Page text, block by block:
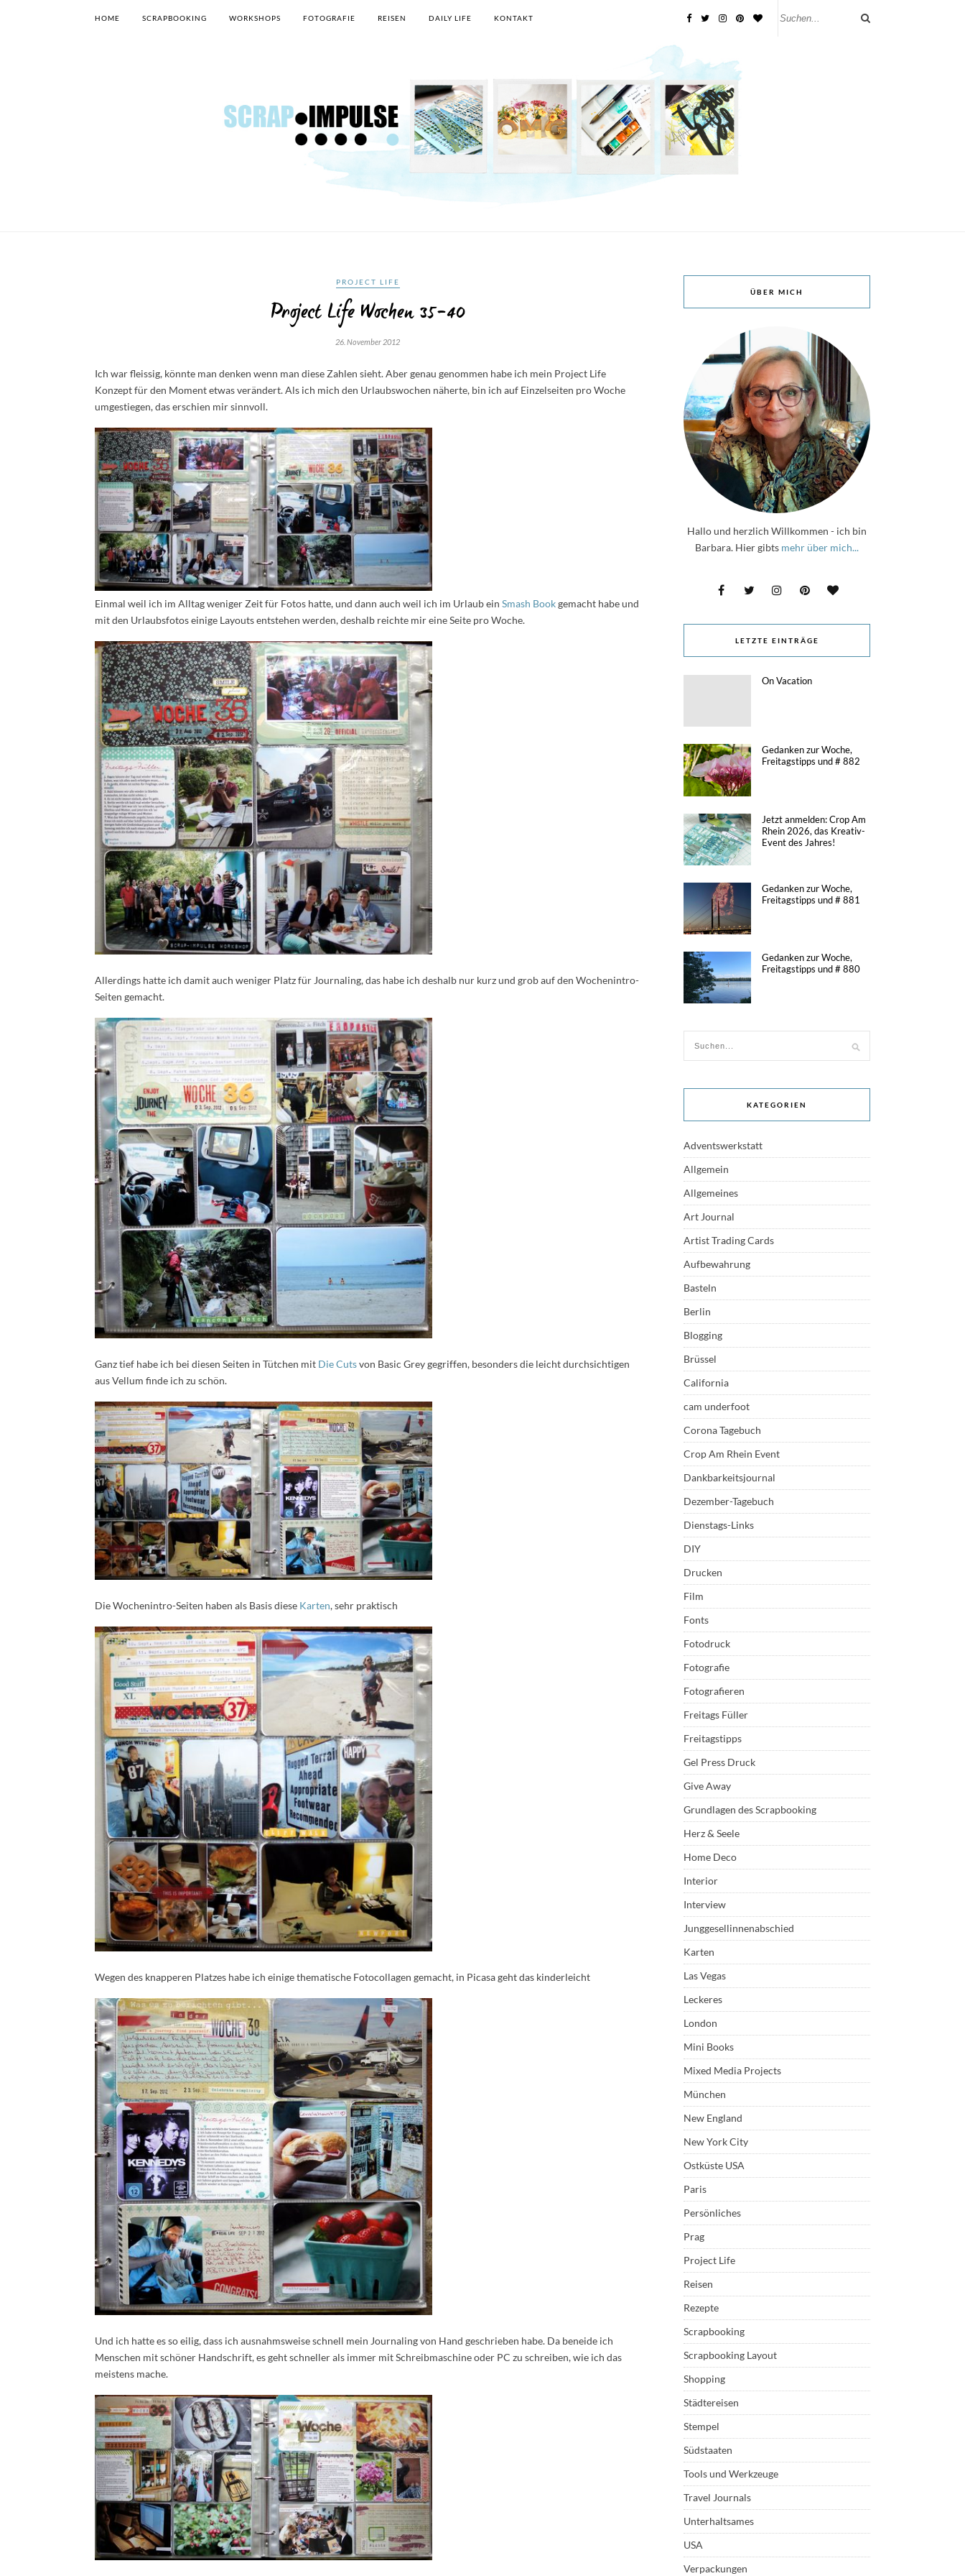
HOME SCRAPBOOKING WORKSHOPS FOTOGRAFIE REISEN DAILY LIFE KONTAKT
PROJECT LIFE
Project Life Wochen 35-40
26. November 2012
Ich war fleissig, könnte man denken wenn man diese Zahlen sieht. Aber genau genommen habe ich mein Project Life
Konzept für den Moment etwas verändert. Als ich mich den Urlaubswochen näherte, bin ich auf Einzelseiten pro Woche
umgestiegen, das erschien mir sinnvoll.
Einmal weil ich im Alltag weniger Zeit für Fotos hatte, und dann auch weil ich im Urlaub ein Smash Bookgemacht habe und
mit den Urlaubsfotos einige Layouts entstehen werden, deshalb reichte mir eine Seite pro Woche.
Allerdings hatte ich damit auch weniger Platz für Journaling, das habe ich deshalb nur kurz und grob auf den Wochenintro-
Seiten gemacht.
Ganz tief habe ich bei diesen Seiten in Tütchen mit Die Cutsvon Basic Grey gegriffen, besonders die leicht durchsichtigen
aus Vellum finde ich zu schön.
Die Wochenintro-Seiten haben als Basis diese Karten, sehr praktisch
Wegen des knapperen Platzes habe ich einige thematische Fotocollagen gemacht, in Picasa geht das kinderleicht
Und ich hatte es so eilig, dass ich ausnahmsweise schnell mein Journaling von Hand geschrieben habe. Da beneide ich
Menschen mit schöner Handschrift, es geht schneller als immer mit Schreibmaschine oder PC zu schreiben, wie ich das
meistens mache.
ÜBER MICH
Hallo und herzlich Willkommen - ich bin
Barbara. Hier gibts mehr über mich...
LETZTE EINTRÄGE
On Vacation
Gedanken zur Woche,
Freitagstipps und # 882
Jetzt anmelden: Crop Am
Rhein 2026, das Kreativ-
Event des Jahres!
Gedanken zur Woche,
Freitagstipps und # 881
Gedanken zur Woche,
Freitagstipps und # 880
KATEGORIEN
Adventswerkstatt
Allgemein
Allgemeines
Art Journal
Artist Trading Cards
Aufbewahrung
Basteln
Berlin
Blogging
Brüssel
California
cam underfoot
Corona Tagebuch
Crop Am Rhein Event
Dankbarkeitsjournal
Dezember-Tagebuch
Dienstags-Links
DIY
Drucken
Film
Fonts
Fotodruck
Fotografie
Fotografieren
Freitags Füller
Freitagstipps
Gel Press Druck
Give Away
Grundlagen des Scrapbooking
Herz & Seele
Home Deco
Interior
Interview
Junggesellinnenabschied
Karten
Las Vegas
Leckeres
London
Mini Books
Mixed Media Projects
München
New England
New York City
Ostküste USA
Paris
Persönliches
Prag
Project Life
Reisen
Rezepte
Scrapbooking
Scrapbooking Layout
Shopping
Städtereisen
Stempel
Südstaaten
Tools und Werkzeuge
Travel Journals
Unterhaltsames
USA
Verpackungen